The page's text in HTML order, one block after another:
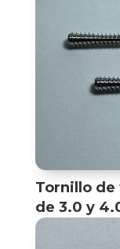
Tornillo
de 3.0 y